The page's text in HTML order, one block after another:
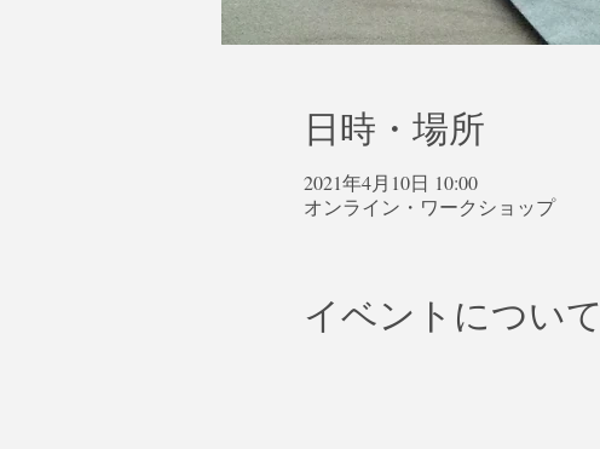
日時・場所
2021年4月10日 10:00
オンライン・ワークショップ
イベントについて